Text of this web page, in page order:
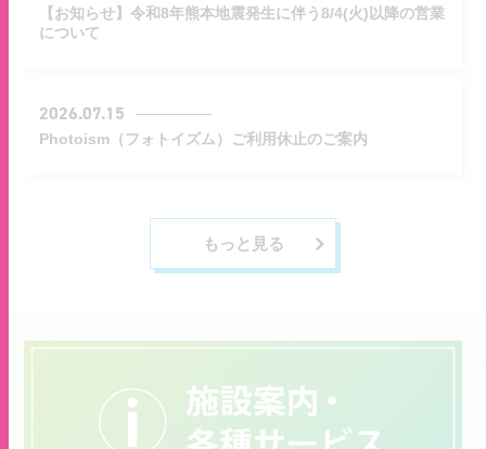
【お知らせ】令和8年熊本地震発生に伴う8/4(火)以降の営業
について
2026.07.15
Photoism（フォトイズム）ご利用休止のご案内
もっと見る